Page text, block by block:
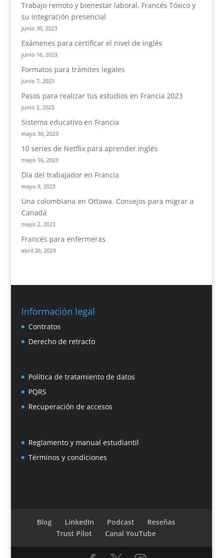
Trabajo remoto y bienestar laboral. Francés Tóxico y
su integración presencial
junio 30, 2023
Exámenes para certificar el nivel de inglés
junio 16, 2023
Formatos para trámites legales
junio 7, 2023
Pasos para realizar tus estudios en Francia 2023
junio 2, 2023
Sistema educativo en Francia
mayo 30, 2023
10 series de Netflix para aprender inglés
mayo 16, 2023
Día del trabajador en Francia
mayo 9, 2023
Una colombiana en Ottawa. Consejos para migrar a
Canadá
mayo 2, 2023
Francés para enfermeras
abril 26, 2023
Información legal
Contratos
Derecho de retracto
Política de tratamiento de datos
PQRS
Recuperación de accesos
Reglamento y manual estudiantil
Términos y condiciones
Blog LinkedIn Podcast
Reseñas
Trust Pilot
Canal YouTube